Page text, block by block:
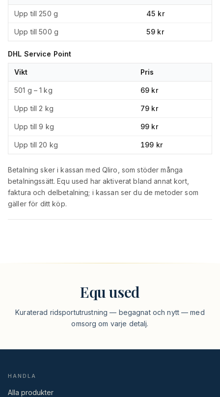
Upp till 250 g 45 kr
Upp till 500 g 59 kr
DHL Service Point
Vikt Pris
501 g – 1 kg 69 kr
Upp till 2 kg 79 kr
Upp till 9 kg 99 kr
Upp till 20 kg 199 kr
Betalning sker i kassan med Qliro, som stöder många
betalningssätt. Equ used har aktiverat bland annat kort,
faktura och delbetalning; i kassan ser du de metoder som
gäller för ditt köp.
Equ used
Kuraterad ridsportutrustning — begagnat och nytt — med
omsorg om varje detalj.
HANDLA
Alla produkter